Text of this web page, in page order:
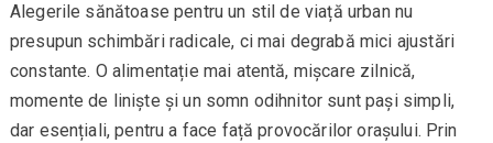
Alegerile sănătoase pentru un stil de viață urban nu
presupun schimbări radicale, ci mai degrabă mici ajustări
constante. O alimentație mai atentă, mișcare zilnică,
momente de liniște și un somn odihnitor sunt pași simpli,
dar esențiali, pentru a face față provocărilor orașului. Prin